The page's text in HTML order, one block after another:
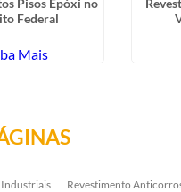
Pisos Epóxi no
Federal
Mais
Industriais Revestimento